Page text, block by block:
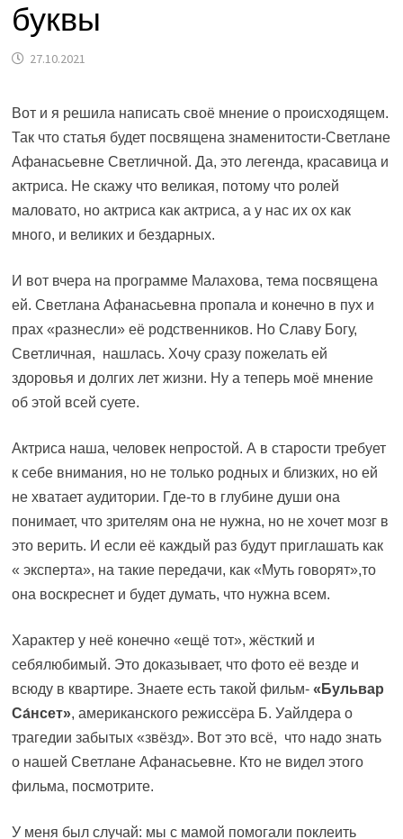
буквы
27.10.2021
Вот и я решила написать своё мнение о происходящем.
Так что статья будет посвящена знаменитости-Светлане
Афанасьевне Светличной. Да, это легенда, красавица и
актриса. Не скажу что великая, потому что ролей
маловато, но актриса как актриса, а у нас их ох как
много, и великих и бездарных.
И вот вчера на программе Малахова, тема посвящена
ей. Светлана Афанасьевна пропала и конечно в пух и
прах «разнесли» её родственников. Но Славу Богу,
Светличная, нашлась. Хочу сразу пожелать ей
здоровья и долгих лет жизни. Ну а теперь моё мнение
об этой всей суете.
Актриса наша, человек непростой. А в старости требует
к себе внимания, но не только родных и близких, но ей
не хватает аудитории. Где-то в глубине души она
понимает, что зрителям она не нужна, но не хочет мозг в
это верить. И если её каждый раз будут приглашать как
« эксперта», на такие передачи, как «Муть говорят»,то
она воскреснет и будет думать, что нужна всем.
Характер у неё конечно «ещё тот», жёсткий и
себялюбимый. Это доказывает, что фото её везде и
всюду в квартире. Знаете есть такой фильм- «Бульвар
Са́нсет», американского режиссёра Б. Уайлдера о
трагедии забытых «звёзд». Вот это всё, что надо знать
о нашей Светлане Афанасьевне. Кто не видел этого
фильма, посмотрите.
У меня был случай: мы с мамой помогали поклеить